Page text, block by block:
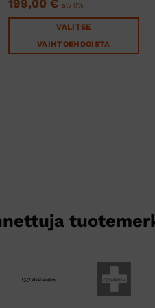
199,00 € alv 0%
VALITSE
VAIHTOEHDOISTA